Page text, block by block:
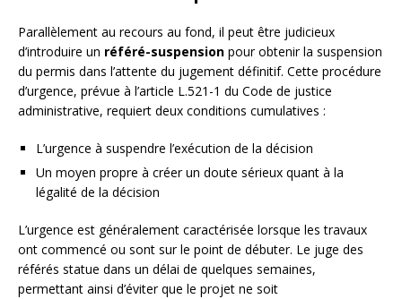
Parallèlement au recours au fond, il peut être judicieux
d’introduire un référé-suspension pour obtenir la suspension
du permis dans l’attente du jugement définitif. Cette procédure
d’urgence, prévue à l’article L.521-1 du Code de justice
administrative, requiert deux conditions cumulatives :
L’urgence à suspendre l’exécution de la décision
Un moyen propre à créer un doute sérieux quant à la
légalité de la décision
L’urgence est généralement caractérisée lorsque les travaux
ont commencé ou sont sur le point de débuter. Le juge des
référés statue dans un délai de quelques semaines,
permettant ainsi d’éviter que le projet ne soit